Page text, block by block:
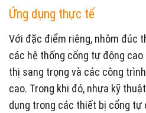
Ứng dụng thực tế
Với đặc điểm riêng, nhôm đúc
các hệ thống cổng tự động
thị sang trọng và các công
cao. Trong khi đó, nhựa kỹ
dụng trong các thiết bị cổng tự